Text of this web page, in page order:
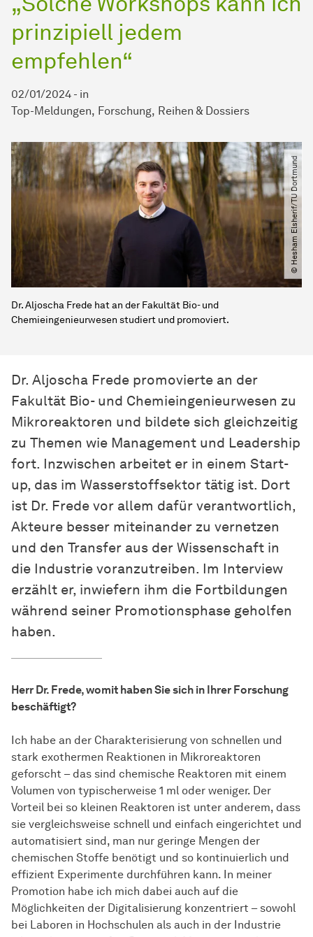
prinzipiell jedem
empfehlen“
02/01/2024 - in
Top-Meldungen Forschung Reihen & Dossiers
© Hesham Elsherif​/​TU Dortmund
Dr. Aljoscha Frede hat an der Fakultät Bio- und
Chemieingenieurwesen studiert und promoviert.
Dr. Aljoscha Frede promovierte an der
Fakultät Bio- und Chemieingenieurwesen zu
Mikroreaktoren und bildete sich gleichzeitig
zu Themen wie Management und Leadership
fort. Inzwischen arbeitet er in einem Start-
up, das im Wasserstoffsektor tätig ist. Dort
ist Dr. Frede vor allem dafür verantwortlich,
Akteure besser miteinander zu vernetzen
und den Transfer aus der Wissenschaft in
die Industrie voranzutreiben. Im Interview
erzählt er, inwiefern ihm die Fortbildungen
während seiner Promotionsphase geholfen
haben.
Herr Dr. Frede, womit haben Sie sich in Ihrer Forschung
beschäftigt?
Ich habe an der Charakterisierung von schnellen und
stark exothermen Reaktionen in Mikroreaktoren
geforscht – das sind chemische Reaktoren mit einem
Volumen von typischerweise 1 ml oder weniger. Der
Vorteil bei so kleinen Reaktoren ist unter anderem, dass
sie vergleichsweise schnell und einfach eingerichtet und
automatisiert sind, man nur geringe Mengen der
chemischen Stoffe benötigt und so kontinuierlich und
effizient Experimente durchführen kann. In meiner
Promotion habe ich mich dabei auch auf die
Möglichkeiten der Digitalisierung konzentriert – sowohl
bei Laboren in Hochschulen als auch in der Industrie